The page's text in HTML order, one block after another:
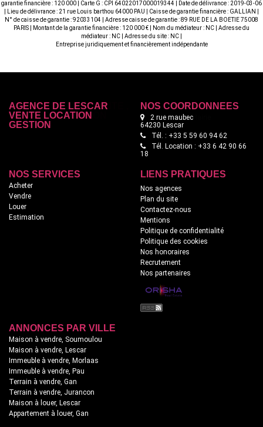
garantie financière : 120 000 | Carte G : CPI 64022017000019344 | Date de délivrance : 2019-03-06
| Lieu de délivrance : 21 rue Louis barthou 64000 PAU | Caisse de garantie financière : GALLIAN |
N° de caisse de garantie : 92033104 | Adresse caisse de garantie : 89 RUE DE LA BOETIE 75008
PARIS | Montant de la garantie financière : 120 000 € | Nom du médiateur : NC | Adresse du
médiateur : NC | Adresse du site : NC |
Entreprise juridiquement et financièrement indépendante
AGENCE DE LESCAR
VENTE LOCATION
GESTION
NOS COORDONNÉES
2 rue maubec
64230 Lescar
Tél. : +33 5 59 60 94 62
Tél. Location : +33 6 42 90 66
18
NOS SERVICES
Acheter
Vendre
Louer
Estimation
LIENS PRATIQUES
Nos agences
Plan du site
Contactez-nous
Mentions
Politique de confidentialité
Politique des cookies
Nos honoraires
Recrutement
Nos partenaires
ANNONCES PAR VILLE
Maison à vendre, Soumoulou
Maison à vendre, Lescar
Immeuble à vendre, Morlaas
Immeuble à vendre, Pau
Terrain à vendre, Gan
Terrain à vendre, Jurancon
Maison à louer, Lescar
Appartement à louer, Gan